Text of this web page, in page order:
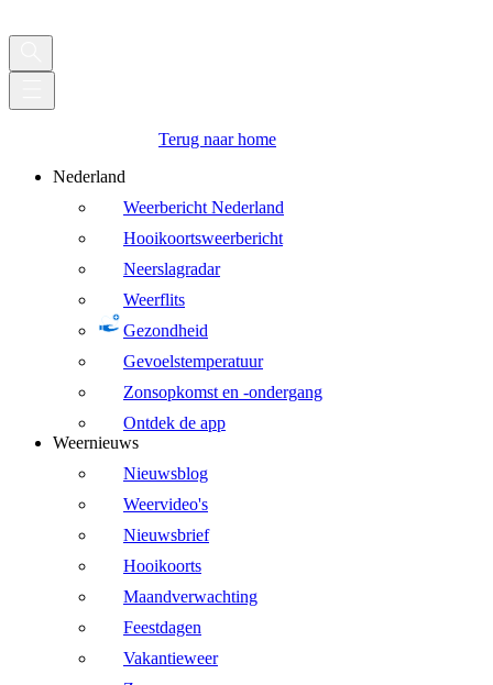
Terug naar home
Nederland
Weerbericht Nederland
Hooikoortsweerbericht
Neerslagradar
Weerflits
Gezondheid
Gevoelstemperatuur
Zonsopkomst en -ondergang
Ontdek de app
Weernieuws
Nieuwsblog
Weervideo's
Nieuwsbrief
Hooikoorts
Maandverwachting
Feestdagen
Vakantieweer